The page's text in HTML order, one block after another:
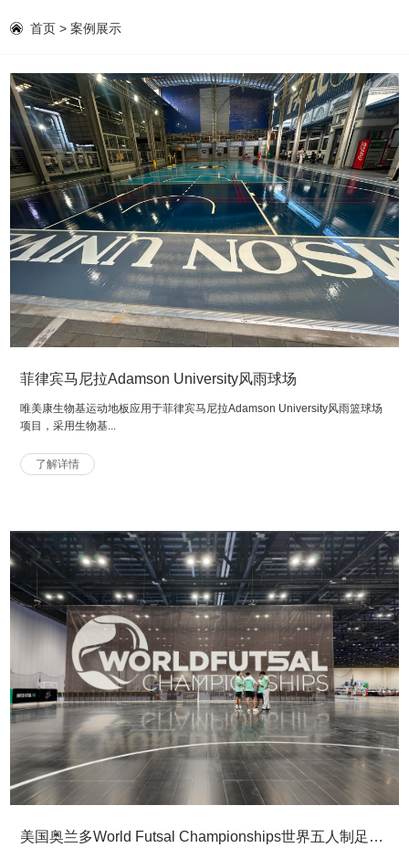
首页 >案例展示
菲律宾马尼拉Adamson University风雨球场
唯美康生物基运动地板应用于菲律宾马尼拉Adamson University风雨篮球场
项目，采用生物基...
了解详情
美国奥兰多World Futsal Championships世界五人制足球锦标赛场馆